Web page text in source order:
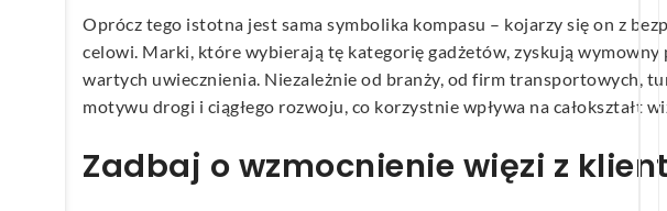
Oprócz tego istotna jest sama symbolika kompasu – kojarzy się on z
celowi. Marki, które wybierają tę kategorię gadżetów, zyskują
wartych uwiecznienia. Niezależnie od branży, od firm transportowych,
motywu drogi i ciągłego rozwoju, co korzystnie wpływa na całokształt
Zadbaj o wzmocnienie więzi z